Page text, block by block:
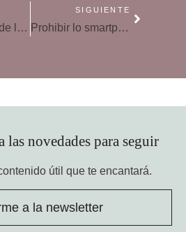
Organización de los deberes en niños, la clave del éxito escolar
SIGUIENTE
Prohibir lo smartphones no es la solución al uso de las nuevas tecnologías en clase
las novedades para seguir
útil que te encantará.
a la newsletter